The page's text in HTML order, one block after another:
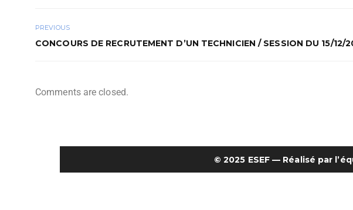
PREVIOUS
CONCOURS DE RECRUTEMENT D’UN TECHNICIEN / SESSION DU 15/12/
Comments are closed.
© 2025 ESEF — Réalisé par